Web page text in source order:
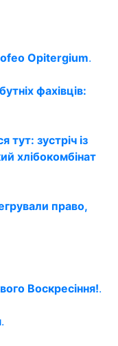
Opitergium.
фахівців:
тут: зустріч із
хлібокомбінат
право,
Воскресіння!.
.